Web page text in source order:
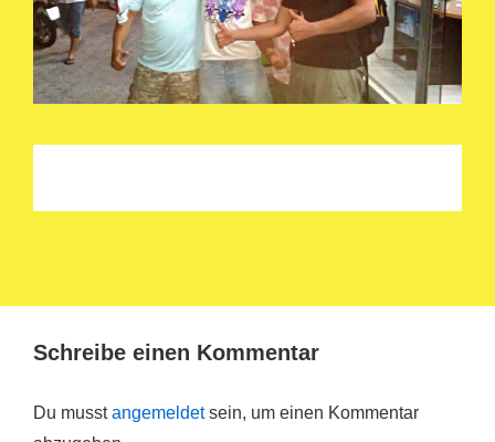
Schreibe einen Kommentar
Du musstangemeldetsein, um einen Kommentar